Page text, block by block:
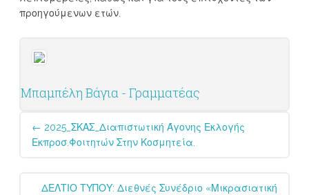
προηγούμενων ετών.
Μπαμπέλη Βάγια - Γραμματέας
Post
navigation
← 2025_ΣΚΑΣ_Διαπιστωτική Άγονης Εκλογής
Εκπροσ.φοιτητών Στην Κοσμητεία.
ΔΕΛΤΙΟ ΤΥΠΟΥ: Διεθνές Συνέδριο «Μικρασιατική